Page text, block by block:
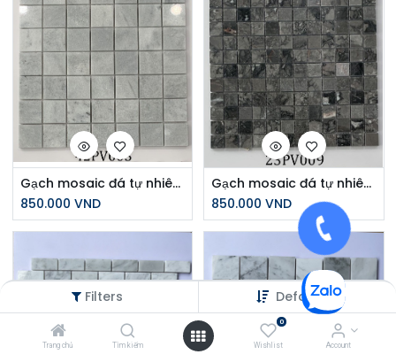
Filters Default
Trang chủ Tìm kiếm
0
Wishlist Account
Gạch mosaic đá tự nhiên xám 42PV003 chíp 48x48
850.000 VND
Gạch mosaic đá tự nhiên đen vân trăng 23PV009
850.000 VND